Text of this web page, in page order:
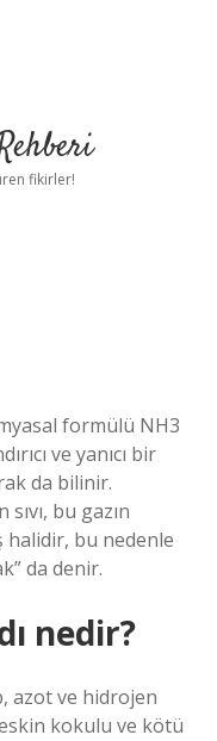
fikirler!
formülü NH3
ve yanıcı bir
da bilinir.
bu gazın
bu nedenle
da denir.
nedir?
azot ve hidrojen
kokulu ve kötü